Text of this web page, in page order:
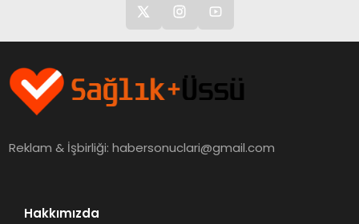
Reklam & İşbirliği:habersonuclari@gmail.com
Hakkımızda